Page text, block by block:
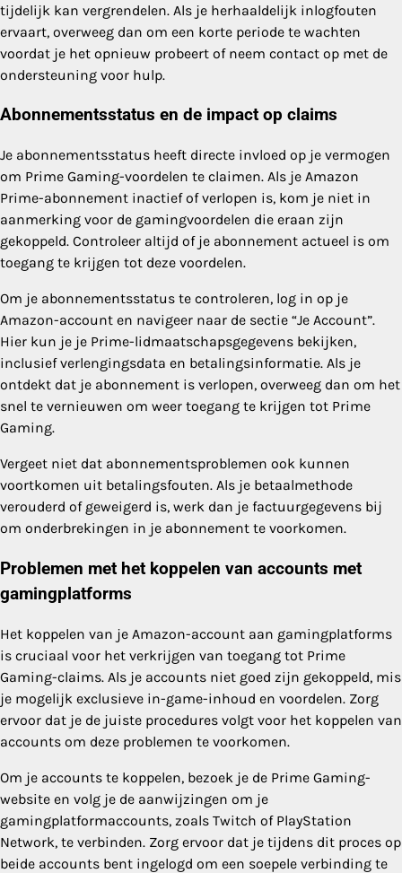
tijdelijk kan vergrendelen. Als je herhaaldelijk inlogfouten
ervaart, overweeg dan om een korte periode te wachten
voordat je het opnieuw probeert of neem contact op met de
ondersteuning voor hulp.
Abonnementsstatus en de impact op claims
Je abonnementsstatus heeft directe invloed op je vermogen
om Prime Gaming-voordelen te claimen. Als je Amazon
Prime-abonnement inactief of verlopen is, kom je niet in
aanmerking voor de gamingvoordelen die eraan zijn
gekoppeld. Controleer altijd of je abonnement actueel is om
toegang te krijgen tot deze voordelen.
Om je abonnementsstatus te controleren, log in op je
Amazon-account en navigeer naar de sectie “Je Account”.
Hier kun je je Prime-lidmaatschapsgegevens bekijken,
inclusief verlengingsdata en betalingsinformatie. Als je
ontdekt dat je abonnement is verlopen, overweeg dan om het
snel te vernieuwen om weer toegang te krijgen tot Prime
Gaming.
Vergeet niet dat abonnementsproblemen ook kunnen
voortkomen uit betalingsfouten. Als je betaalmethode
verouderd of geweigerd is, werk dan je factuurgegevens bij
om onderbrekingen in je abonnement te voorkomen.
Problemen met het koppelen van accounts met
gamingplatforms
Het koppelen van je Amazon-account aan gamingplatforms
is cruciaal voor het verkrijgen van toegang tot Prime
Gaming-claims. Als je accounts niet goed zijn gekoppeld, mis
je mogelijk exclusieve in-game-inhoud en voordelen. Zorg
ervoor dat je de juiste procedures volgt voor het koppelen van
accounts om deze problemen te voorkomen.
Om je accounts te koppelen, bezoek je de Prime Gaming-
website en volg je de aanwijzingen om je
gamingplatformaccounts, zoals Twitch of PlayStation
Network, te verbinden. Zorg ervoor dat je tijdens dit proces op
beide accounts bent ingelogd om een soepele verbinding te